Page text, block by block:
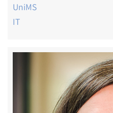
UniMS
IT